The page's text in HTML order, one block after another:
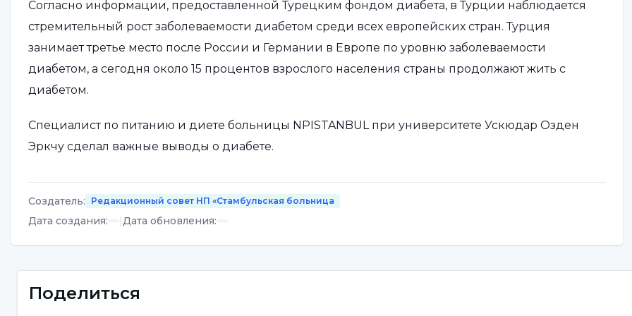
Согласно информации, предоставленной Турецким фондом диабета, в Турции наблюдается
стремительный рост заболеваемости диабетом среди всех европейских стран. Турция
занимает третье место после России и Германии в Европе по уровню заболеваемости
диабетом, а сегодня около 15 процентов взрослого населения страны продолжают жить с
диабетом.
Специалист по питанию и диете больницы NPISTANBUL при университете Ускюдар Озден
Эркчу сделал важные выводы о диабете.
[news=diabetes-wounds]
Треть пациентов с диабетом не знают о своей болезни!
диете Озден Эркчу,
Создатель: Редакционный совет НП «Стамбульская больница
Дата создания: |Дата обновления:
Поделиться